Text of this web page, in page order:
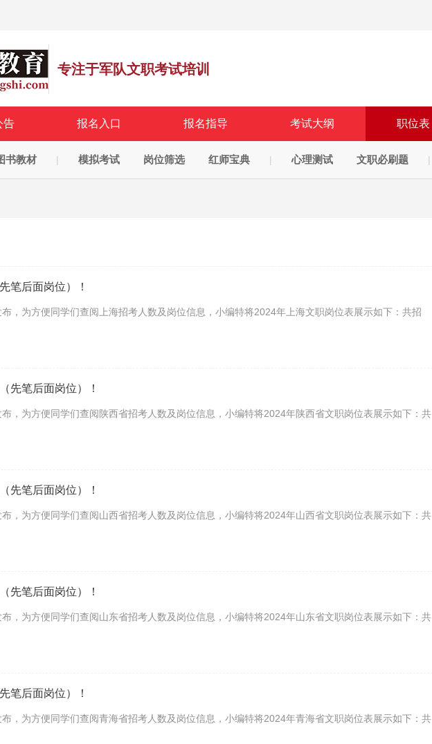
专注于军队文职考试培训
告 报名入口 报名指导 考试大纲 职位表
书教材 | 模拟考试 岗位筛选 红师宝典 | 心理测试 文职必刷题 |
笔后面岗位）！
，为方便同学们查阅上海招考人数及岗位信息，小编特将2024年上海文职岗位表展示如下：共招
先笔后面岗位）！
，为方便同学们查阅陕西省招考人数及岗位信息，小编特将2024年陕西省文职岗位表展示如下：共
先笔后面岗位）！
，为方便同学们查阅山西省招考人数及岗位信息，小编特将2024年山西省文职岗位表展示如下：共
先笔后面岗位）！
，为方便同学们查阅山东省招考人数及岗位信息，小编特将2024年山东省文职岗位表展示如下：共
笔后面岗位）！
，为方便同学们查阅青海省招考人数及岗位信息，小编特将2024年青海省文职岗位表展示如下：共